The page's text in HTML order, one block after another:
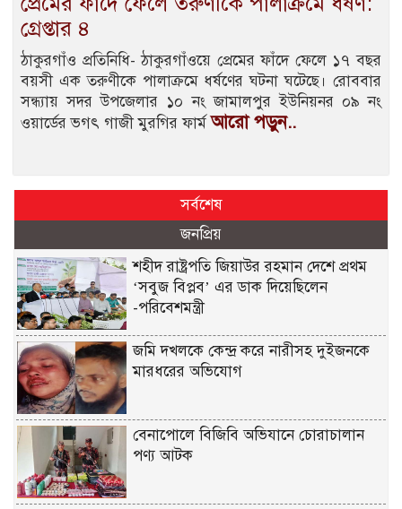
গ্রেপ্তার ৪
ঠাকুরগাঁও প্রতিনিধি- ঠাকুরগাঁওয়ে প্রেমের ফাঁদে ফেলে ১৭ বছর
বয়সী এক তরুণীকে পালাক্রমে ধর্ষণের ঘটনা ঘটেছে। রোববার
সন্ধ্যায় সদর উপজেলার ১০ নং জামালপুর ইউনিয়নর ০৯ নং
ওয়ার্ডের ভগৎ গাজী মুরগির ফার্মআরো পড়ুন..
সর্বশেষ
জনপ্রিয়
শহীদ রাষ্ট্রপতি জিয়াউর রহমান দেশে প্রথম
‘সবুজ বিপ্লব’ এর ডাক দিয়েছিলেন
-পরিবেশমন্ত্রী
জমি দখলকে কেন্দ্র করে নারীসহ দুইজনকে
মারধরের অভিযোগ
বেনাপোলে বিজিবি অভিযানে চোরাচালান
পণ্য আটক